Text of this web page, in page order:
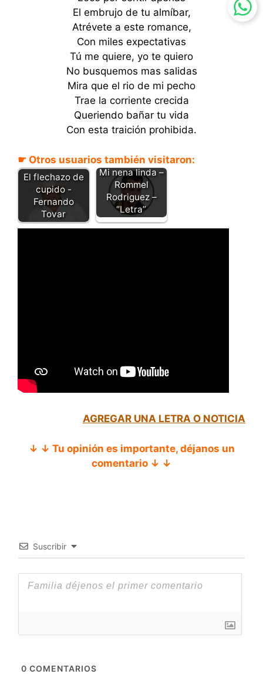
El embrujo de tu almíbar,
Atrévete a este romance,
Con miles expectativas
Tú me quiere, yo te quiero
No busquemos mas salidas
Mira que el rio de mi pecho
Trae la corriente crecida
Queriendo bañar tu vida
Con esta traición prohibida.
☛ Otros usuarios también visitaron:
El flechazo de
cupido -
Fernando
Tovar
Mi nena linda –
Rommel
Rodriguez –
“Letra”
AGREGAR UNA LETRA O NOTICIA
↓ ↓ Tu opinión es importante, déjanos un
comentario ↓ ↓
Suscribir
0 COMENTARIOS